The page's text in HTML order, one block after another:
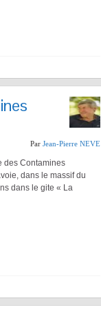
Par Jean-Pierre NEVE
des Contamines
dans le massif du
dans le gite « La